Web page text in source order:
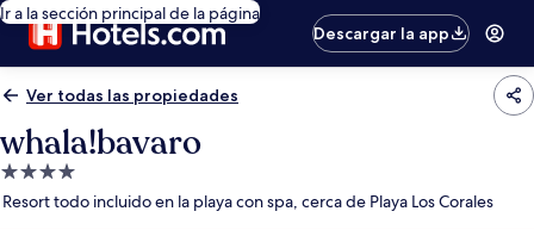
Ir a la sección principal de la página
Descargar la app
Ver todas las propiedades
whala!bavaro
Propiedad
de
Resort todo incluido en la playa con spa, cerca de Playa Los Corales